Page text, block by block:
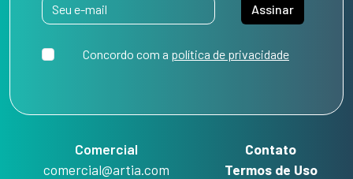
Assinar
Concordo com a política de privacidade
Comercial
comercial@artia.com
Contato
Termos de Uso